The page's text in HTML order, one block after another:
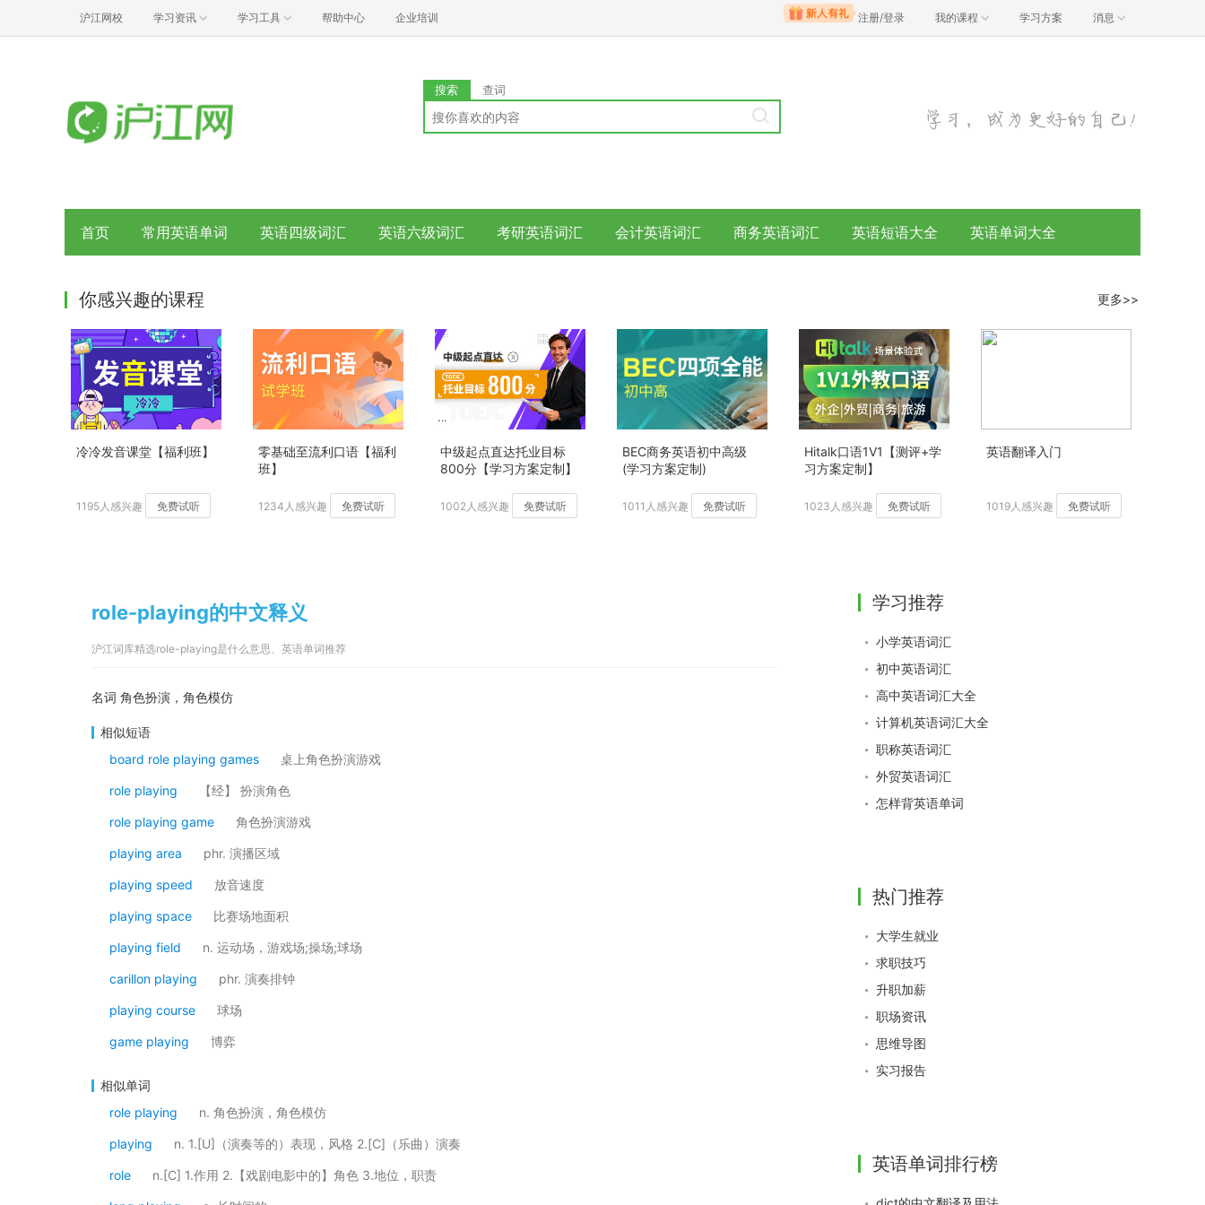
沪江网校 学习资讯 学习工具 帮助中心 企业培训 注册/登录 我的课程 学习方案 消息
搜索 查词
首页 常用英语单词 英语四级词汇 英语六级词汇 考研英语词汇 会计英语词汇 商务英语词汇 英语短语大全 英语单词大全
你感兴趣的课程 更多>>
冷冷发音课堂【福利班】
1195人感兴趣 免费试听
零基础至流利口语【福利
班】
1234人感兴趣 免费试听
中级起点直达托业目标
800分【学习方案定制】
1002人感兴趣 免费试听
BEC商务英语初中高级
(学习方案定制)
1011人感兴趣 免费试听
Hitalk口语1V1【测评+学
习方案定制】
1023人感兴趣 免费试听
英语翻译入门
1019人感兴趣 免费试听
role-playing的中文释义
沪江词库精选role-playing是什么意思、英语单词推荐
名词 角色扮演，角色模仿
相似短语
board role playing games
桌上角色扮演游戏
role playing 【经】 扮演角色
role playing game 角色扮演游戏
playing area phr. 演播区域
playing speed 放音速度
playing space 比赛场地面积
playing field n. 运动场，游戏场;操场;球场
carillon playing phr. 演奏排钟
playing course 球场
game playing 博弈
相似单词
role playing
n. 角色扮演，角色模仿
playing n. 1.[U]（演奏等的）表现，风格 2.[C]（乐曲）演奏
role n.[C] 1.作用 2.【戏剧电影中的】角色 3.地位，职责
学习推荐
小学英语词汇
初中英语词汇
高中英语词汇大全
计算机英语词汇大全
职称英语词汇
外贸英语词汇
怎样背英语单词
热门推荐
大学生就业
求职技巧
升职加薪
职场资讯
思维导图
实习报告
英语单词排行榜